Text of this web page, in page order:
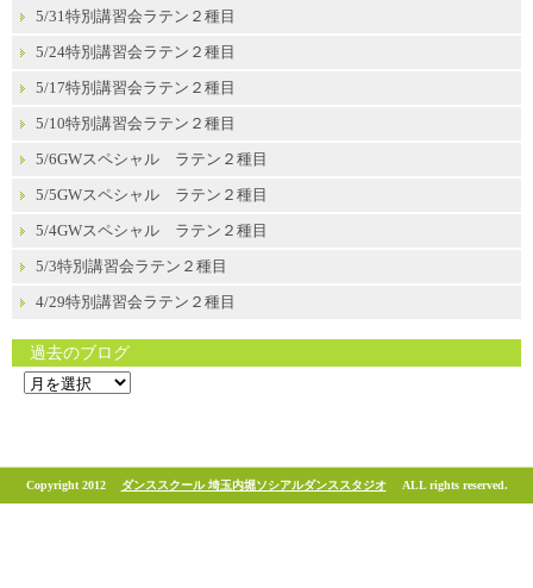
5/31特別講習会ラテン２種目
5/24特別講習会ラテン２種目
5/17特別講習会ラテン２種目
5/10特別講習会ラテン２種目
5/6GWスペシャル ラテン２種目
5/5GWスペシャル ラテン２種目
5/4GWスペシャル ラテン２種目
5/3特別講習会ラテン２種目
4/29特別講習会ラテン２種目
過去のブログ
過
去
ロ
Copyright 2012 ダンススクール 埼玉内堀ソシアルダンススタジオALL rights reserved.